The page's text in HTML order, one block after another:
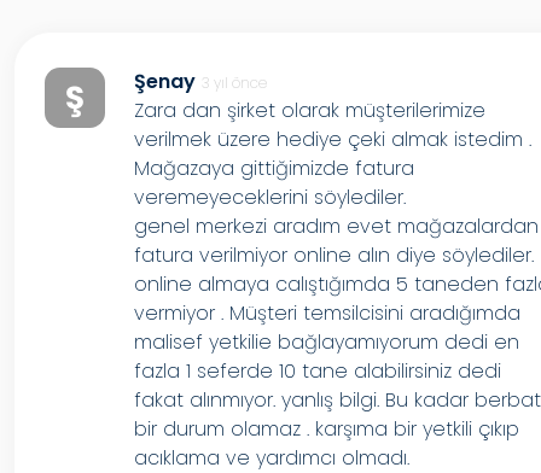
Ş Şenay 3 yıl önce
Zara dan şirket olarak müşterilerimize
verilmek üzere hediye çeki almak istedim .
Mağazaya gittiğimizde fatura
veremeyeceklerini söylediler.
genel merkezi aradım evet mağazalardan
fatura verilmiyor online alın diye söylediler.
online almaya calıştığımda 5 taneden
vermiyor . Müşteri temsilcisini aradığımda
malisef yetkilie bağlayamıyorum dedi en
fazla 1 seferde 10 tane alabilirsiniz dedi
fakat alınmıyor. yanlış bilgi. Bu kadar berbat
bir durum olamaz . karşıma bir yetkili çıkıp
acıklama ve yardımcı olmadı.